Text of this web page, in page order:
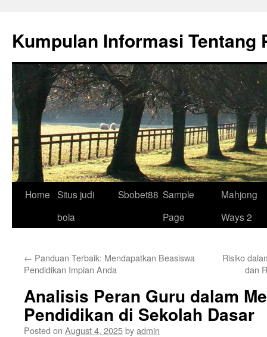
content
Kumpulan Informasi Tentang
Home Situs judi
bola
Sbobet88 Sample
Page
Mahjong
Ways 2
← Panduan Terbaik: Mendapatkan Beasiswa
Pendidikan Impian Anda
Risiko
dan
Analisis Peran Guru dalam
Pendidikan di Sekolah Dasar
Posted on August 4, 2025byadmin